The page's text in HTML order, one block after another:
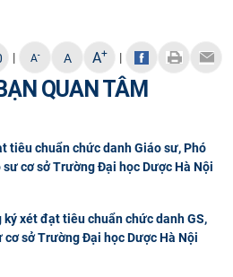
| A- A A+ |
QUAN TÂM
tiêu chuẩn chức danh Giáo sư, Phó
cơ sở Trường Đại học Dược Hà Nội
xét đạt tiêu chuẩn chức danh GS,
sở Trường Đại học Dược Hà Nội